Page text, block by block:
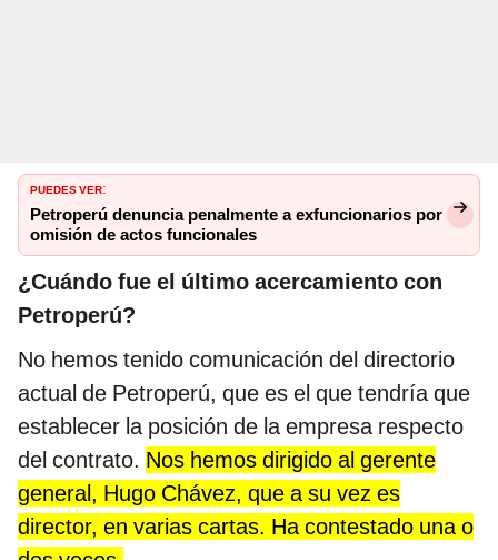
PUEDES VER:
Petroperú denuncia penalmente a exfuncionarios por
omisión de actos funcionales
¿Cuándo fue el último acercamiento con
Petroperú?
No hemos tenido comunicación del directorio
actual de Petroperú, que es el que tendría que
establecer la posición de la empresa respecto
del contrato. Nos hemos dirigido al gerente
general, Hugo Chávez, que a su vez es
director, en varias cartas. Ha contestado una o